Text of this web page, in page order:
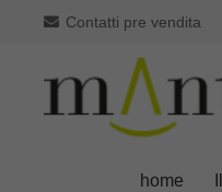
Contatti pre vendita
home